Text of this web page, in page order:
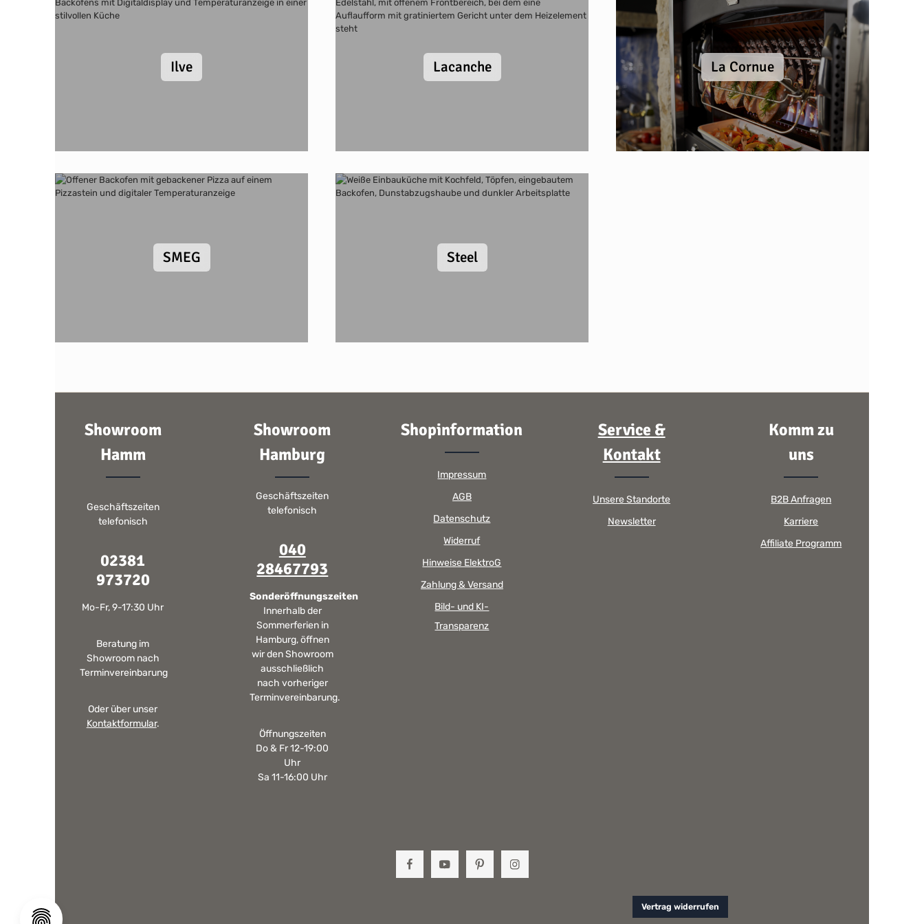
Ilve Lacanche La Cornue
SMEG Steel
Showroom
Hamm
Geschäftszeiten
telefonisch
02381
973720
Mo-Fr, 9-17:30 Uhr
Beratung im
Showroom nach
Terminvereinbarung
Oder über unser
Kontaktformular.
Showroom
Hamburg
Geschäftszeiten
telefonisch
040
28467793
Sonderöffnungszeiten
Innerhalb der
Sommerferien in
Hamburg, öffnen
wir den Showroom
ausschließlich
nach vorheriger
Terminvereinbarung.
Öffnungszeiten
Do & Fr 12-19:00
Uhr
Sa 11-16:00 Uhr
Shopinformation
Impressum
AGB
Datenschutz
Widerruf
Hinweise ElektroG
Zahlung & Versand
Bild- und KI-
Transparenz
Service &
Kontakt
Unsere Standorte
Newsletter
Komm zu
uns
B2B Anfragen
Karriere
Affiliate Programm
Vertrag widerrufen